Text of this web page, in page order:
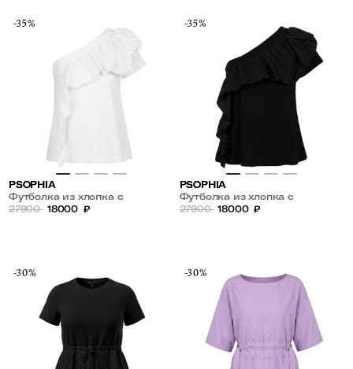
-35%
PSOPHIA
Футболка из хлопка с
вырезом на одно плечо
27900 18000 ₽
-35%
PSOPHIA
Футболка из хлопка с
вырезом на одно плечо
27900 18000 ₽
-30% -30%